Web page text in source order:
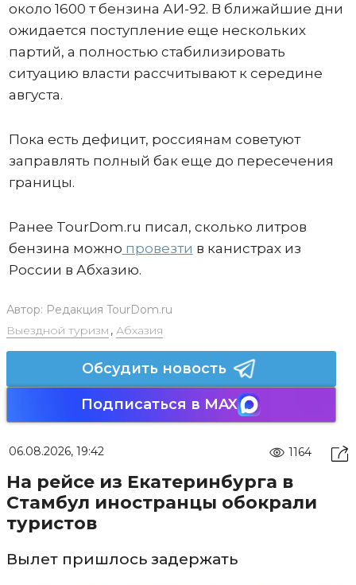
около 1600 т бензина АИ-92. В ближайшие дни
ожидается поступление еще нескольких
партий, а полностью стабилизировать
ситуацию власти рассчитывают к середине
августа.
Пока есть дефицит, россиянам советуют
заправлять полный бак еще до пересечения
границы.
Ранее TourDom.ru писал, сколько литров
бензина можно провезти в канистрах из
России в Абхазию.
Автор: Редакция TourDom.ru
Выездной туризм , Абхазия
Обсудить новость
Подписаться в MAX
06.08.2026, 19:42 1164
На рейсе из Екатеринбурга в
Стамбул иностранцы обокрали
туристов
Вылет пришлось задержать